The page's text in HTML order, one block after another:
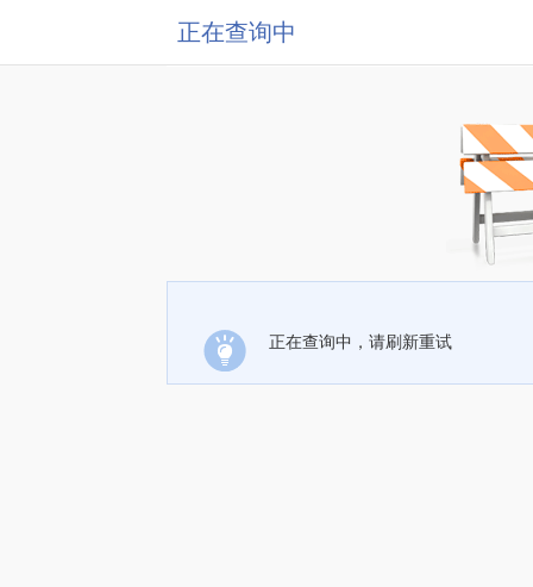
正在查询中
正在查询中，请刷新重试